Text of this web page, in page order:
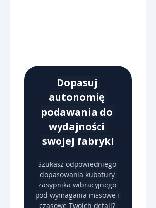
Dopasuj
autonomię
podawania do
wydajności
swojej fabryki
Szukasz odpowiedniego
dopasowania kubatury
zasypnika wibracyjnego
pod wymagania masowe i
czasowe Twoich detali?